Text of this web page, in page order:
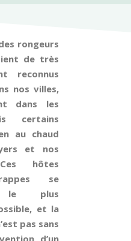
rongeurs
de très
reconnus
nos villes,
dans les
certains
au chaud
et nos
hôtes
se
le plus
et la
pas sans
d’un